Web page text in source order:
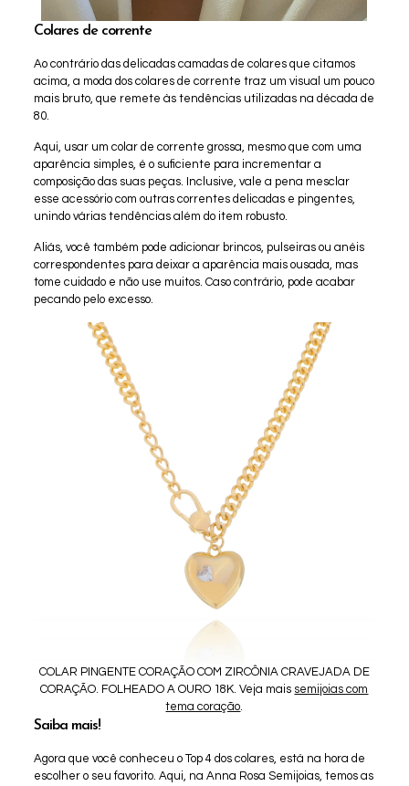
Colares de corrente
Ao contrário das delicadas camadas de colares que citamos
acima, a moda dos colares de corrente traz um visual um pouco
mais bruto, que remete às tendências utilizadas na década de
80.
Aqui, usar um colar de corrente grossa, mesmo que com uma
aparência simples, é o suficiente para incrementar a
composição das suas peças. Inclusive, vale a pena mesclar
esse acessório com outras correntes delicadas e pingentes,
unindo várias tendências além do item robusto.
Aliás, você também pode adicionar brincos, pulseiras ou anéis
correspondentes para deixar a aparência mais ousada, mas
tome cuidado e não use muitos. Caso contrário, pode acabar
pecando pelo excesso.
COLAR PINGENTE CORAÇÃO COM ZIRCÔNIA CRAVEJADA DE
CORAÇÃO. FOLHEADO A OURO 18K. Veja mais semijoias com
tema coração.
Saiba mais!
Agora que você conheceu o Top 4 dos colares, está na hora de
escolher o seu favorito. Aqui, na Anna Rosa Semijoias, temos as